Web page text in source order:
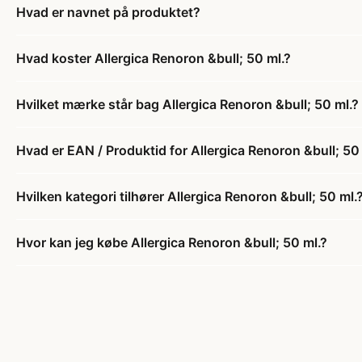
Hvad er navnet på produktet?
Hvad koster Allergica Renoron &bull; 50 ml.?
Hvilket mærke står bag Allergica Renoron &bull; 50 ml.?
Hvad er EAN / Produktid for Allergica Renoron &bull; 50
Hvilken kategori tilhører Allergica Renoron &bull; 50 ml.?
Hvor kan jeg købe Allergica Renoron &bull; 50 ml.?